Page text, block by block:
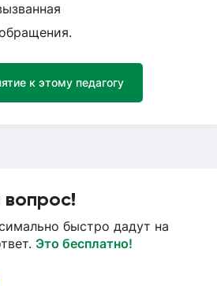
к этому педагогу
быстро дадут на
Это бесплатно!